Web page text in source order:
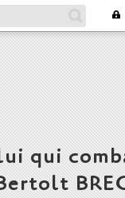
qui